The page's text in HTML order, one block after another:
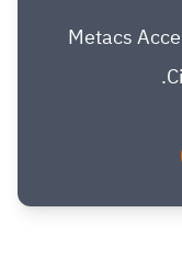
Metacs